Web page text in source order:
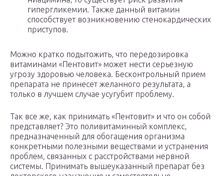
гипергликемии. Также данный витамин
способствует возникновению стенокардических
приступов.
Можно кратко подытожить, что передозировка
витаминами «Пентовит» может нести серьезную
угрозу здоровью человека. Бесконтрольный прием
препарата не принесет желанного результата, а
только в лучшем случае усугубит проблему.
Так все же, как принимать «Пентовит» и что он собой
представляет? Это поливитаминный комплекс,
предназначенный для обогащения организма
конкретными полезными веществами и устранения
проблем, связанных с расстройствами нервной
системы. Принимать вышеуказанный препарат без